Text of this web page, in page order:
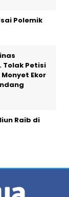
Polemik
Tolak Petisi
Ekor
Raib di